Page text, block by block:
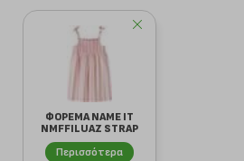
ΦΟΡΕΜΑ NAME IT
NMFFILUAZ STRAP
ΡΙΓΕ 13254652 ...
Περισσότερα